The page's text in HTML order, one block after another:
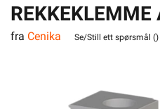
REKKEKLEMME
fra Cenika Se/Still ett spørsmål ()